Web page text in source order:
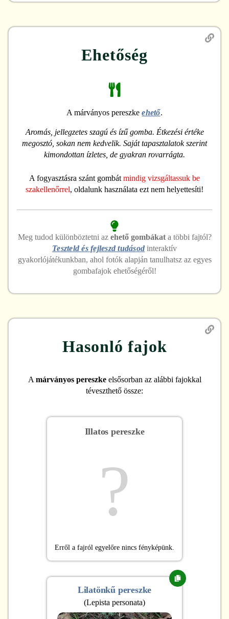
Ehetőség
A márványos pereszkeehető.
Aromás, jellegzetes szagú és ízű gomba. Étkezési értéke
megosztó, sokan nem kedvelik. Saját tapasztalatok szerint
kimondottan ízletes, de gyakran rovarrágta.
A fogyasztásra szánt gombát mindig vizsgáltassuk be
szakellenőrrel, oldalunk használata ezt nem helyettesíti!
Meg tudod különböztetni az ehetőgombákata többi fajtól?
Teszteld és fejleszd tudásod interaktív
gyakorlójátékunkban, ahol fotók alapján tanulhatsz az egyes
gombafajok ehetőségéről!
Hasonló fajok
A márványos pereszkeelsősorban az alábbi fajokkal
téveszthető össze:
Illatos pereszke
?
Erről a fajról egyelőre nincs fényképünk.
Lilatönkű pereszke
(Lepista personata)